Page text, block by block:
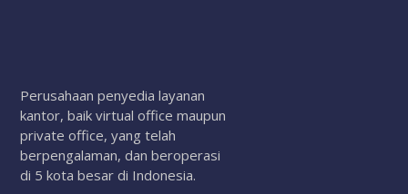
Perusahaan penyedia layanan
kantor, baik virtual office maupun
private office, yang telah
berpengalaman, dan beroperasi
di 5 kota besar di Indonesia.